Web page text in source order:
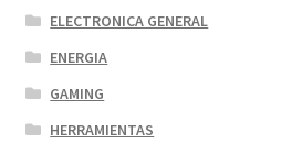
ELECTRONICA GENERAL
ENERGIA
GAMING
HERRAMIENTAS